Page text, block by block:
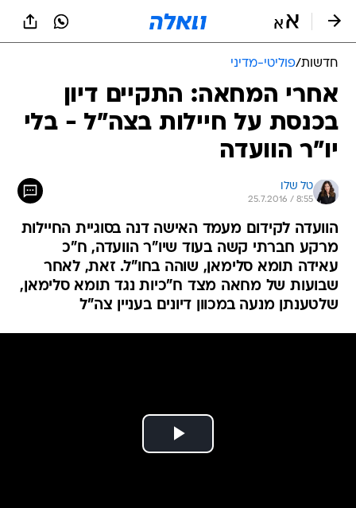
חדשות/פוליטי-מדיני
אחרי המחאה: התקיים דיון
בכנסת על חיילות בצה"ל - בלי
יו"ר הוועדה
טל שלו
25.7.2016 / 8:55
הוועדה לקידום מעמד האישה דנה בסוגיית החיילות
מרקע חברתי קשה בעוד שיו"ר הוועדה, ח"כ
עאידה תומא סלימאן, שוהה בחו"ל. זאת, לאחר
שבועות של מחאה מצד ח"כיות נגד תומא סלימאן,
שלטענתן מנעה במכוון דיונים בעניין צה"ל